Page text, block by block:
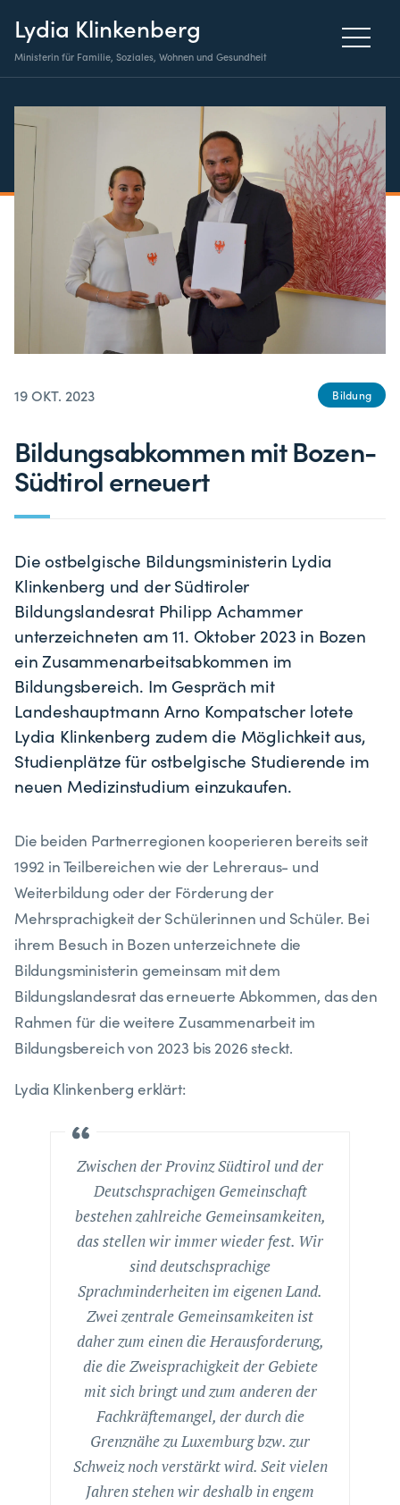
Lydia Klinkenberg
Ministerin für Familie, Soziales, Wohnen und Gesundheit
19 OKT. 2023 Bildung
Bildungsabkommen mit Bozen-
Südtirol erneuert
Die ostbelgische Bildungsministerin Lydia
Klinkenberg und der Südtiroler
Bildungslandesrat Philipp Achammer
unterzeichneten am 11. Oktober 2023 in Bozen
ein Zusammenarbeitsabkommen im
Bildungsbereich. Im Gespräch mit
Landeshauptmann Arno Kompatscher lotete
Lydia Klinkenberg zudem die Möglichkeit aus,
Studienplätze für ostbelgische Studierende im
neuen Medizinstudium einzukaufen.
Die beiden Partnerregionen kooperieren bereits seit
1992 in Teilbereichen wie der Lehreraus- und
Weiterbildung oder der Förderung der
Mehrsprachigkeit der Schülerinnen und Schüler. Bei
ihrem Besuch in Bozen unterzeichnete die
Bildungsministerin gemeinsam mit dem
Bildungslandesrat das erneuerte Abkommen, das den
Rahmen für die weitere Zusammenarbeit im
Bildungsbereich von 2023 bis 2026 steckt.
Lydia Klinkenberg erklärt:
Zwischen der Provinz Südtirol und der
Deutschsprachigen Gemeinschaft
bestehen zahlreiche Gemeinsamkeiten,
das stellen wir immer wieder fest. Wir
sind deutschsprachige
Sprachminderheiten im eigenen Land.
Zwei zentrale Gemeinsamkeiten ist
daher zum einen die Herausforderung,
die die Zweisprachigkeit der Gebiete
mit sich bringt und zum anderen der
Fachkräftemangel, der durch die
Grenznähe zu Luxemburg bzw. zur
Schweiz noch verstärkt wird. Seit vielen
Jahren stehen wir deshalb in engem